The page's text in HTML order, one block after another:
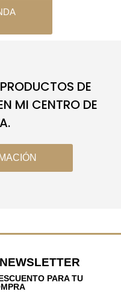
DE
MI CENTRO DE
PARA TU